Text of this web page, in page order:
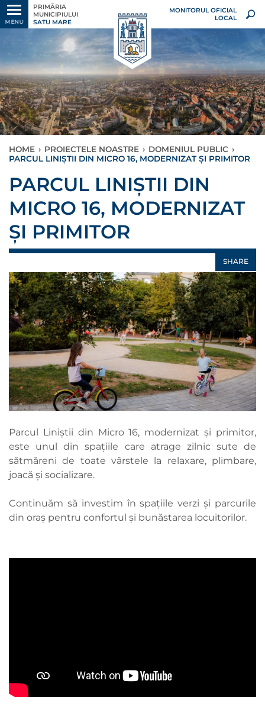
MENU
PRIMĂRIA
MUNICIPIULUI
SATU MARE
MONITORUL OFICIAL
LOCAL
HOME › PROIECTELE NOASTRE › DOMENIUL PUBLIC ›
PARCUL LINIȘTII DIN MICRO 16, MODERNIZAT ȘI PRIMITOR
PARCUL LINIȘTII DIN
MICRO 16, MODERNIZAT
ȘI PRIMITOR
SHARE
Parcul Liniștii din Micro 16, modernizat și primitor,
este unul din spațiile care atrage zilnic sute de
sătmăreni de toate vârstele la relaxare, plimbare,
joacă și socializare.
Continuăm să investim în spațiile verzi și parcurile
din oraș pentru confortul și bunăstarea locuitorilor.